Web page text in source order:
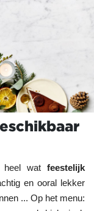
heel wat feestelijk
en ooral lekker
... Op het menu: